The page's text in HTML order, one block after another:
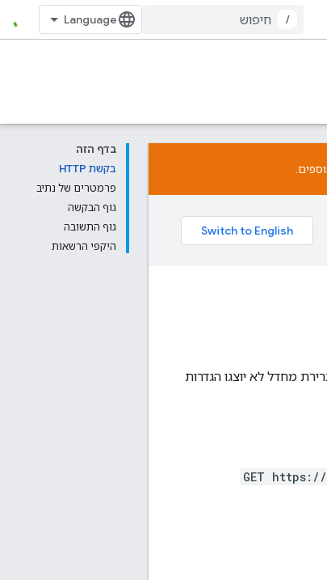
/
בדף הזה
בקשת HTTP
פרמטרים של נתיב
גוף הבקשה
גוף התשובה
היקפי הרשאות
לפני 2020. בקהלים המוגדרים כברירת מחדל לא יוצגו הגדרות
GET